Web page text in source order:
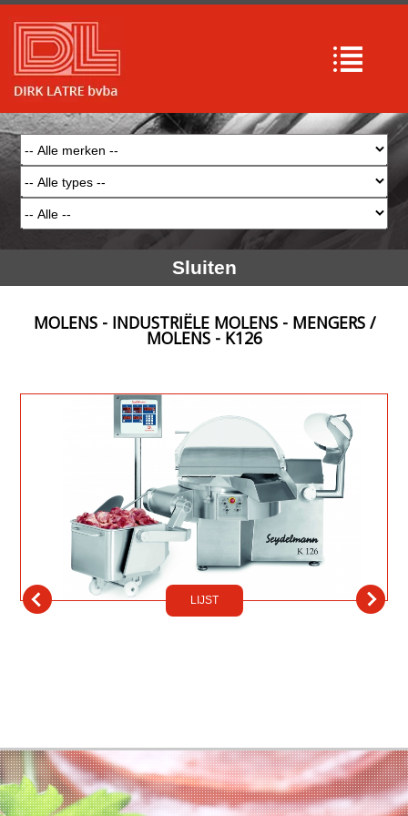
Sluiten
MOLENS - INDUSTRIËLE MOLENS - MENGERS /
MOLENS - K126
LIJST